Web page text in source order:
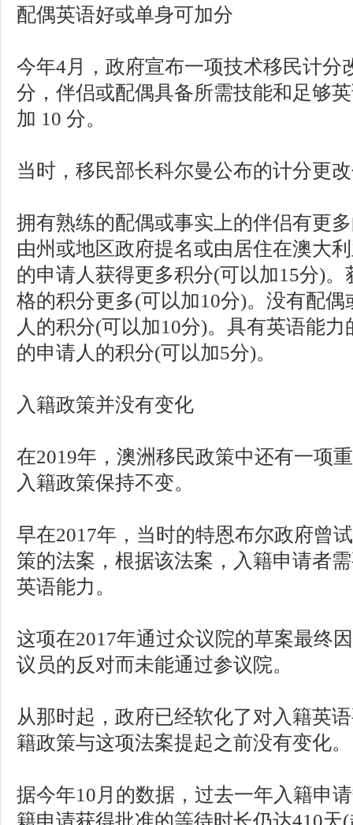
配偶英语好或单身可加分
今年4月，政府宣布一项技术移民计分
分，伴侣或配偶具备所需技能和足够
加 10 分。
当时，移民部长科尔曼公布的计分更
拥有熟练的配偶或事实上的伴侣有更
由州或地区政府提名或由居住在澳大
的申请人获得更多积分(可以加15分)。
格的积分更多(可以加10分)。没有配
人的积分(可以加10分)。具有英语能
的申请人的积分(可以加5分)。
入籍政策并没有变化
在2019年，澳洲移民政策中还有一项
入籍政策保持不变。
早在2017年，当时的特恩布尔政府曾
策的法案，根据该法案，入籍申请者
英语能力。
这项在2017年通过众议院的草案最终
议员的反对而未能通过参议院。
从那时起，政府已经软化了对入籍英
籍政策与这项法案提起之前没有变化。
据今年10月的数据，过去一年入籍申
籍申请获得批准的等待时长仍达410